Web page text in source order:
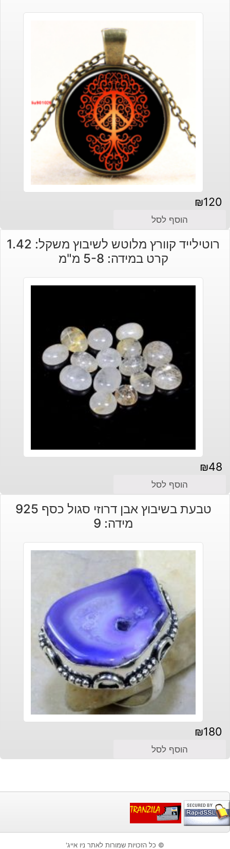
₪120
הוסף לסל
רוטילייד קוורץ מלוטש לשיבוץ משקל: 1.42
קרט במידה: 5-8 מ"מ
₪48
הוסף לסל
טבעת בשיבוץ אבן דרוזי סגול כסף 925
מידה: 9
₪180
הוסף לסל
© כל הזכויות שמורות לאתר ניו אייג'